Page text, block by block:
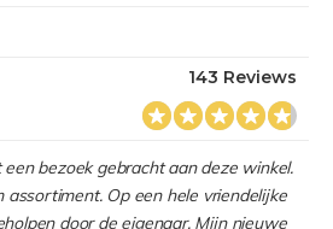
143 Reviews
bezoek gebracht aan deze winkel.
assortiment. Op een hele vriendelijke
door de eigenaar. Mijn nieuwe